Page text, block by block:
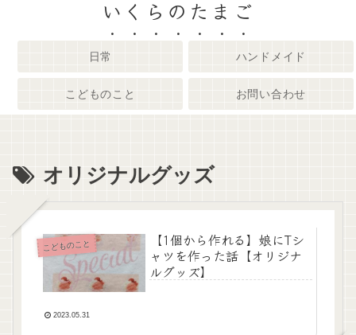
いくらのたまご
日常 ハンドメイド
こどものこと お問い合わせ
オリジナルグッズ
こどものこと
【1個から作れる】娘にTシ
ャツを作った話【オリジナ
ルグッズ】
2023.05.31